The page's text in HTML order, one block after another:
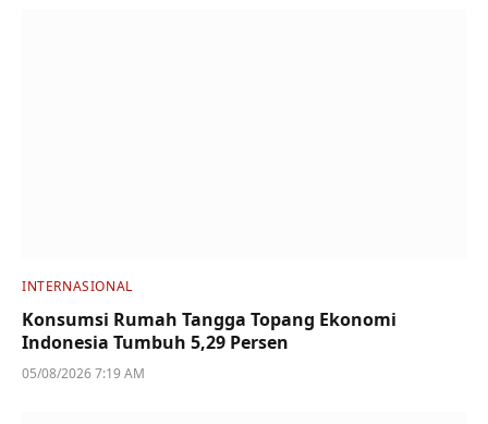
INTERNASIONAL
Konsumsi Rumah Tangga Topang Ekonomi
Indonesia Tumbuh 5,29 Persen
05/08/2026 7:19 AM